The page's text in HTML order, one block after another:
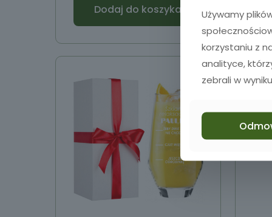
Dodaj do koszyka
Używamy
korzystaniu z
analityce,
zebrali w